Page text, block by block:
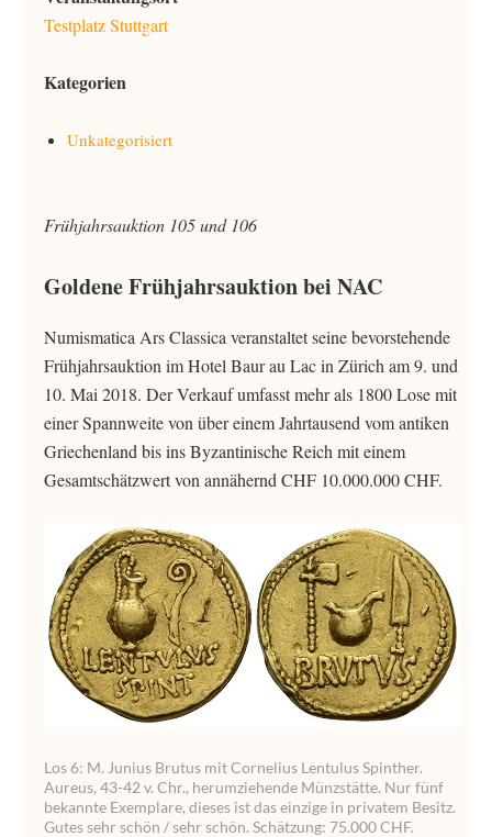
Testplatz Stuttgart
Kategorien
Unkategorisiert
Frühjahrsauktion 105 und 106
Goldene Frühjahrsauktion bei NAC
Numismatica Ars Classica veranstaltet seine bevorstehende
Frühjahrsauktion im Hotel Baur au Lac in Zürich am 9. und
10. Mai 2018. Der Verkauf umfasst mehr als 1800 Lose mit
einer Spannweite von über einem Jahrtausend vom antiken
Griechenland bis ins Byzantinische Reich mit einem
Gesamtschätzwert von annähernd CHF 10.000.000 CHF.
Los 6: M. Junius Brutus mit Cornelius Lentulus Spinther.
Aureus, 43-42 v. Chr., herumziehende Münzstätte. Nur fünf
bekannte Exemplare, dieses ist das einzige in privatem Besitz.
Gutes sehr schön / sehr schön. Schätzung: 75.000 CHF.